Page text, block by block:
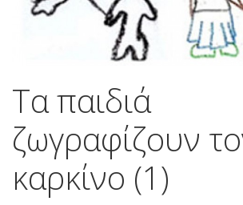
Τα παιδιά
ζωγραφίζουν
καρκίνο (1)